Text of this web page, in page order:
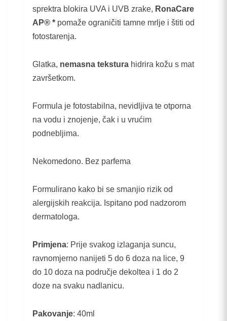
sprektra blokira UVA i UVB zrake, RonaCare
AP® * pomaže ograničiti tamne mrlje i štiti od
fotostarenja.
Glatka, nemasna tekstura hidrira kožu s mat
završetkom.
Formula je fotostabilna, nevidljiva te otporna
na vodu i znojenje, čak i u vrućim
podnebljima.
Nekomedono. Bez parfema
Formulirano kako bi se smanjio rizik od
alergijskih reakcija. Ispitano pod nadzorom
dermatologa.
Primjena: Prije svakog izlaganja suncu,
ravnomjerno nanijeti 5 do 6 doza na lice, 9
do 10 doza na područje dekoltea i 1 do 2
doze na svaku nadlanicu.
Pakovanje: 40ml